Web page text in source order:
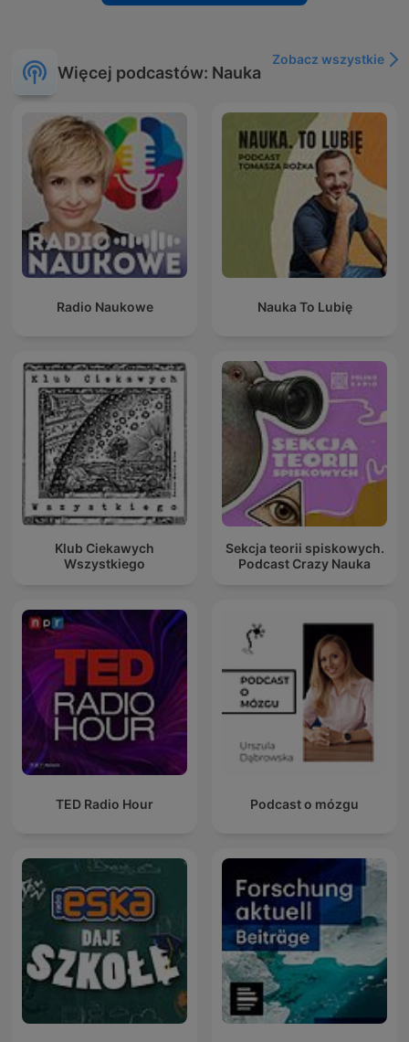
Więcej podcastów: Nauka
Zobacz wszystkie
Radio Naukowe Nauka To Lubię
Klub Ciekawych
Wszystkiego
Sekcja teorii spiskowych.
Podcast Crazy Nauka
TED Radio Hour Podcast o mózgu